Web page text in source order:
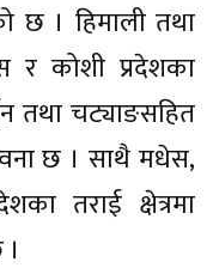
छ । हिमाली तथा
र कोशी प्रदेशका
तथा चट्याङसहित
छ । साथै मधेस,
तराई क्षेत्रमा